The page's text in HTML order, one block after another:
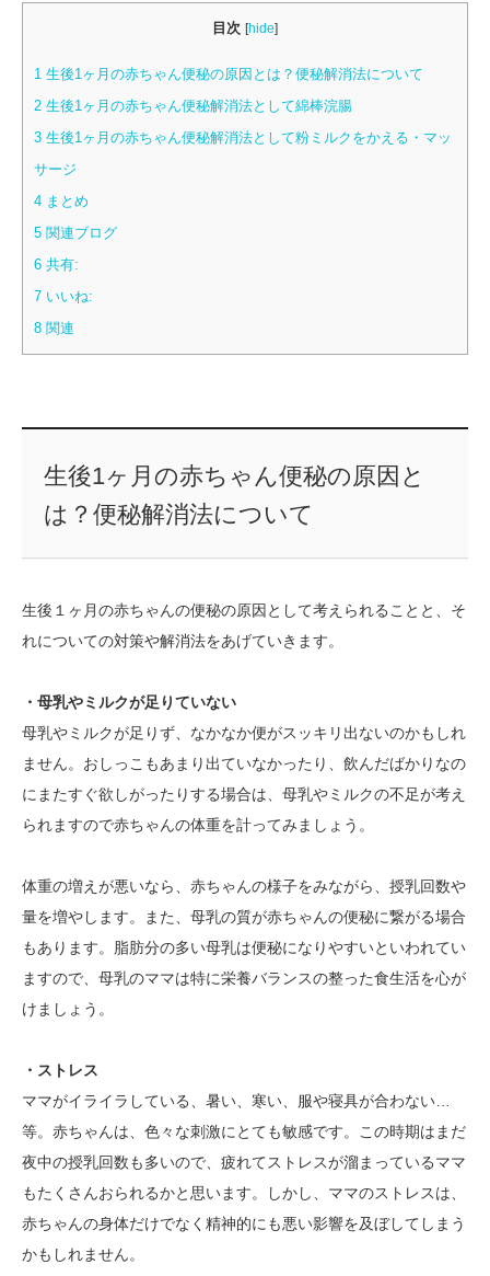
目次 [hide]
1 生後1ヶ月の赤ちゃん便秘の原因とは？便秘解消法について
2 生後1ヶ月の赤ちゃん便秘解消法として綿棒浣腸
3 生後1ヶ月の赤ちゃん便秘解消法として粉ミルクをかえる・マッ
サージ
4 まとめ
5 関連ブログ
6 共有:
7 いいね:
8 関連
生後1ヶ月の赤ちゃん便秘の原因と
は？便秘解消法について
生後１ヶ月の赤ちゃんの便秘の原因として考えられることと、そ
れについての対策や解消法をあげていきます。
・母乳やミルクが足りていない
母乳やミルクが足りず、なかなか便がスッキリ出ないのかもしれ
ません。おしっこもあまり出ていなかったり、飲んだばかりなの
にまたすぐ欲しがったりする場合は、母乳やミルクの不足が考え
られますので赤ちゃんの体重を計ってみましょう。
体重の増えが悪いなら、赤ちゃんの様子をみながら、授乳回数や
量を増やします。また、母乳の質が赤ちゃんの便秘に繋がる場合
もあります。脂肪分の多い母乳は便秘になりやすいといわれてい
ますので、母乳のママは特に栄養バランスの整った食生活を心が
けましょう。
・ストレス
ママがイライラしている、暑い、寒い、服や寝具が合わない…
等。赤ちゃんは、色々な刺激にとても敏感です。この時期はまだ
夜中の授乳回数も多いので、疲れてストレスが溜まっているママ
もたくさんおられるかと思います。しかし、ママのストレスは、
赤ちゃんの身体だけでなく精神的にも悪い影響を及ぼしてしまう
かもしれません。